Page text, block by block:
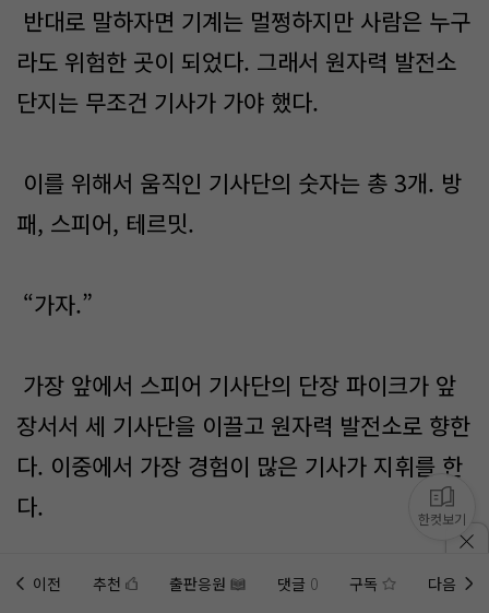
반대로 말하자면 기계는 멀쩡하지만 사람은 누구
라도 위험한 곳이 되었다. 그래서 원자력 발전소
단지는 무조건 기사가 가야 했다.
이를 위해서 움직인 기사단의 숫자는 총 3개. 방
패, 스피어, 테르밋.
“가자.”
가장 앞에서 스피어 기사단의 단장 파이크가 앞
장서서 세 기사단을 이끌고 원자력 발전소로 향한
다. 이중에서 가장 경험이 많은 기사가 지휘를 한
다.
콘크리트 도로를 따라서, 나무를 땔감으로 쓰려
이전 추천 출판응원 댓글 0 구독 다음
한컷보기
홈에미노벨 웹추가하기 미노벨 앱설치하기